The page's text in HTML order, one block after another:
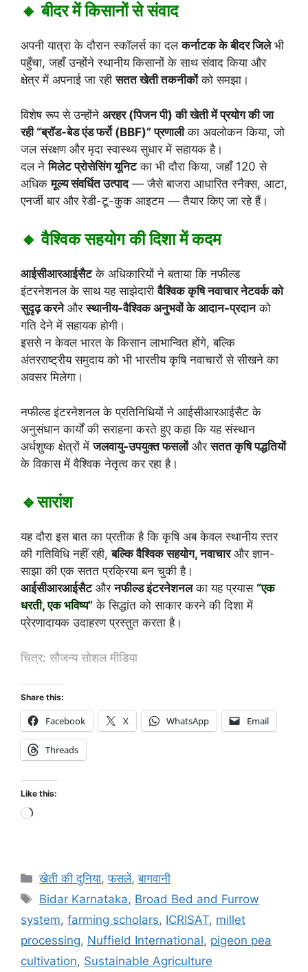
🔸 बीदर में किसानों से संवाद
अपनी यात्रा के दौरान स्कॉलर्स का दलकर्नाटक के बीदर जिलेभी
पहुँचा, जहाँ उन्होंने स्थानीय किसानों के साथ संवाद किया और
क्षेत्र में अपनाई जा रहीसतत खेती तकनीकोंको समझा।
विशेष रूप से उन्होंने अरहर (पिजन पी) की खेती में प्रयोग की जा
रही “ब्रॉड-बेड एंड फर्रो (BBF)” प्रणालीका अवलोकन किया, जो
जल संरक्षण और मृदा स्वास्थ्य सुधार में सहायक है।
दल नेमिलेट प्रोसेसिंग यूनिटका भी दौरा किया, जहाँ 120 से
अधिकमूल्य संवर्धित उत्पाद— जैसे बाजरा आधारित स्नैक्स, आटा,
एनर्जी बार और रेडी-टू-कुक आइटम — तैयार किए जा रहे हैं।
🔸 वैश्विक सहयोग की दिशा में कदम
आईसीआरआईसैटके अधिकारियों ने बताया कि नफील्ड
इंटरनेशनल के साथ यह साझेदारीवैश्विक कृषि नवाचार नेटवर्क को
सुदृढ़ करनेऔरस्थानीय-वैश्विक अनुभवों के आदान-प्रदानको
गति देने में सहायक होगी।
इससे न केवल भारत के किसान लाभान्वित होंगे, बल्कि
अंतरराष्ट्रीय समुदाय को भी भारतीय कृषि नवाचारों से सीखने का
अवसर मिलेगा।
नफील्ड इंटरनेशनल के प्रतिनिधियों ने आईसीआरआईसैट के
अनुसंधान कार्यों की सराहना करते हुए कहा कि यह संस्थान
अर्धशुष्क क्षेत्रों मेंजलवायु-उपयुक्त फसलोंऔरसतत कृषि पद्धतियों
के विकास में वैश्विक नेतृत्व कर रहा है।
🔹सारांश
यह दौरा इस बात का प्रतीक है कि कृषि अब केवल स्थानीय स्तर
की गतिविधि नहीं रही,बल्कि वैश्विक सहयोग, नवाचारऔर ज्ञान-
साझा की एक सतत प्रक्रिया बन चुकी है।
आईसीआरआईसैटऔरनफील्ड इंटरनेशनलका यह प्रयास “एक
धरती, एक भविष्य” के सिद्धांत को साकार करने की दिशा में
प्रेरणादायक उदाहरण प्रस्तुत करता है।
चित्र: सौजन्य सोशल मीडिया
Share this:
Facebook X WhatsApp Email
Threads
Like this:
खेती की दुनिया,फसलें,बागवानी
Bidar Karnataka, Broad Bed and Furrow
system, farming scholars, ICRISAT, millet
processing, Nuffield International, pigeon pea
cultivation, Sustainable Agriculture